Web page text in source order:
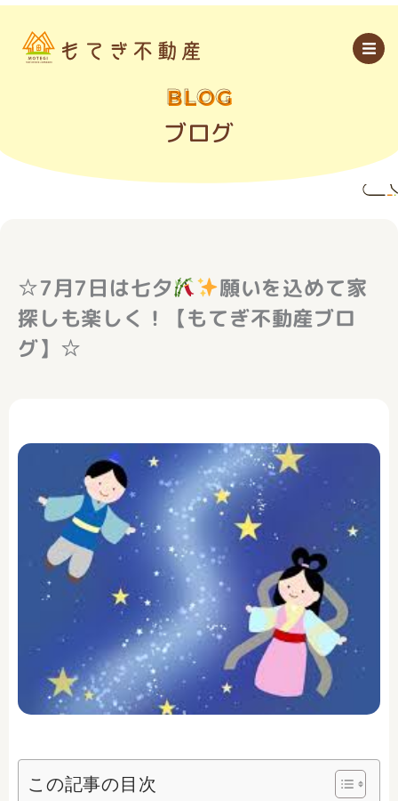
内
BLOG
ブログ
☆7月7日は七夕
願いを込めて家
探しも楽しく！【もてぎ不動産ブロ
グ】☆
この記事の目次